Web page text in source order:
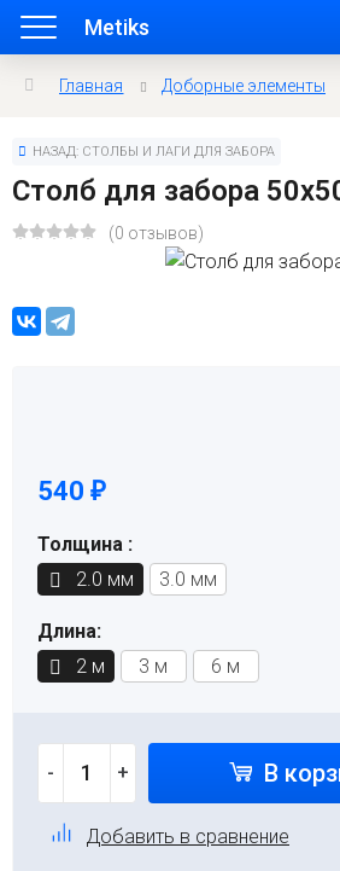
Metiks
Главная Доборные элементы
НАЗАД: СТОЛБЫ И ЛАГИ ДЛЯ ЗАБОРА
Столб для забора
(0 отзывов)
540 ₽
Толщина :
2.0 мм
3.0 мм
Длина:
2 м
3 м 6 м
- + В
Добавить в сравнение